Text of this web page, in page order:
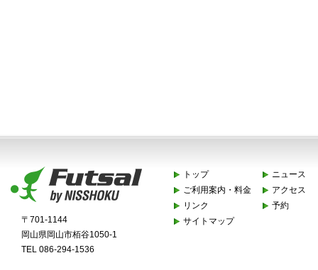
〒701-1144
岡山県岡山市栢谷1050-1
TEL 086-294-1536
トップ
ニュース
ご利用案内・料金
アクセス
リンク
予約
サイトマップ